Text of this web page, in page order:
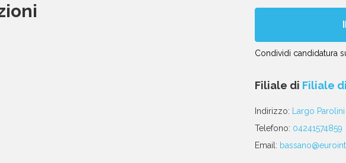
Risposte
Condividi candidatura
via
email
su
Facebook
su
Twitter
su
Linkedin
su
WhatsApp
Filiale di Filiale
Indirizzo:
Largo
Telefono: 04241574859
Email: